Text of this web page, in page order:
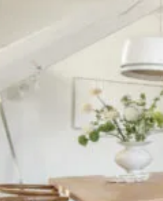
projecten
koop..
naar een succesvolle verkoop
wij jouw droomwoning
wettelijke eisen
huis discreet..
verkopen